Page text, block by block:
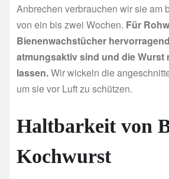
Anbrechen verbrauchen wir sie am
von ein bis zwei Wochen. Für
Bienenwachstücher
atmungsaktiv sind und die Wurst
lassen.Wir wickeln die
um sie vor Luft zu schützen.
Haltbarkeit von
Kochwurst